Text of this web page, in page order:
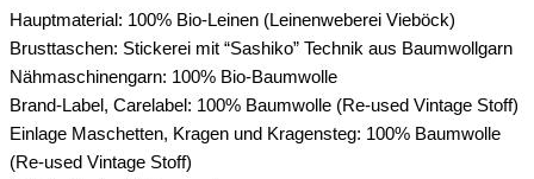
Hauptmaterial: 100% Bio-Leinen (Leinenweberei Vieböck)
Brusttaschen: Stickerei mit “Sashiko” Technik aus Baumwollgarn
Nähmaschinengarn: 100% Bio-Baumwolle
Brand-Label, Carelabel: 100% Baumwolle (Re-used Vintage Stoff)
Einlage Maschetten, Kragen und Kragensteg: 100% Baumwolle
(Re-used Vintage Stoff)